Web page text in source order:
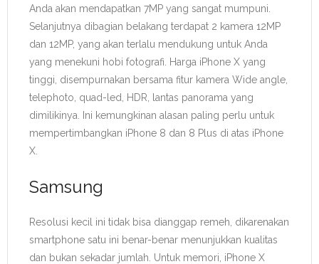
Anda akan mendapatkan 7MP yang sangat mumpuni.
Selanjutnya dibagian belakang terdapat 2 kamera 12MP
dan 12MP, yang akan terlalu mendukung untuk Anda
yang menekuni hobi fotografi. Harga iPhone X yang
tinggi, disempurnakan bersama fitur kamera Wide angle,
telephoto, quad-led, HDR, lantas panorama yang
dimilikinya. Ini kemungkinan alasan paling perlu untuk
mempertimbangkan iPhone 8 dan 8 Plus di atas iPhone
X.
Samsung
Resolusi kecil ini tidak bisa dianggap remeh, dikarenakan
smartphone satu ini benar-benar menunjukkan kualitas
dan bukan sekadar jumlah. Untuk memori, iPhone X